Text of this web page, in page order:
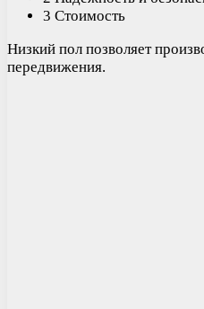
3 Стоимость
Низкий пол позволяет
передвижения.